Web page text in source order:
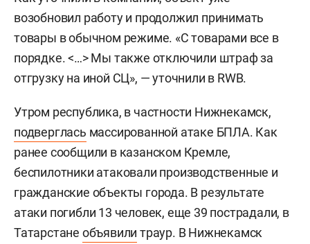
возобновил работу и продолжил принимать
товары в обычном режиме. «С товарами все в
порядке. <…> Мы также отключили штраф за
отгрузку на иной СЦ», — уточнили в RWB.
Утром республика, в частности Нижнекамск,
подверглась массированной атаке БПЛА. Как
ранее сообщили в казанском Кремле,
беспилотники атаковали производственные и
гражданские объекты города. В результате
атаки погибли 13 человек, еще 39 пострадали, в
Татарстане объявили траур. В Нижнекамск